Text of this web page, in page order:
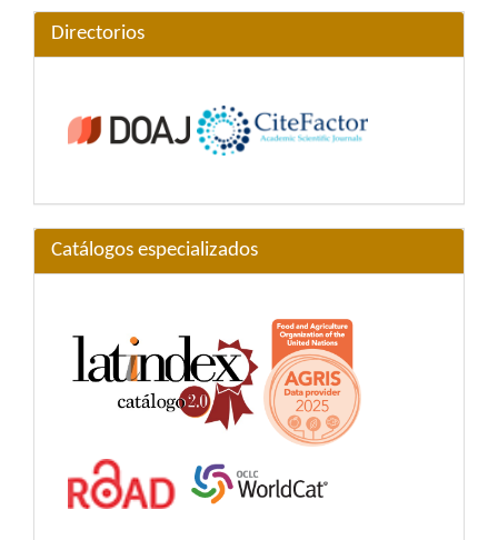
Directorios
Catálogos especializados